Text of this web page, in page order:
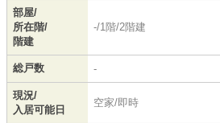
部屋/
所在階/
階建
-/1階/2階建
総戸数 -
現況/
入居可能日
空家/即時